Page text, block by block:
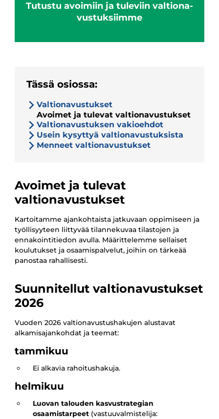
Tutustu avoi­miin ja tule­viin val­tio­na­
vus­tuk­siimme
Tässä osiossa:
Valtionavustukset
Avoimet ja tulevat valtionavustukset
Valtionavustuksen vakioehdot
Usein kysyttyä valtionavustuksista
Menneet valtionavustukset
Avoimet ja tulevat
valtionavustukset
Kartoitamme ajankohtaista jatkuvaan oppimiseen ja
työllisyyteen liittyvää tilannekuvaa tilastojen ja
ennakointitiedon avulla. Määrittelemme sellaiset
koulutukset ja osaamispalvelut, joihin on tärkeää
panostaa rahallisesti.
Suunnitellut valtionavustukset
2026
Vuoden 2026 valtionavustushakujen alustavat
alkamisajankohdat ja teemat:
tammikuu
Ei alkavia rahoitushakuja.
helmikuu
Luovan talouden kasvustrategian
osaamistarpeet (vastuuvalmistelija: